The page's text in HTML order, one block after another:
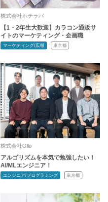
株式会社ホテラバ
【1・2年生大歓迎】カラコン通販サ
イトのマーケティング・企画職
マーケティング/広報 東京都
株式会社Ollo
アルゴリズムを本気で勉強したい！
AI/MLエンジニア！
エンジニア/プログラミング 東京都